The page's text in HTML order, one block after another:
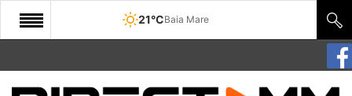
21°CBaia Mare
START